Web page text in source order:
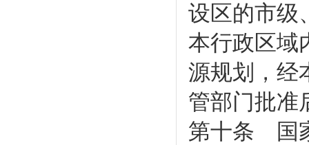
设区的市级
本行政区域
源规划，经
管部门批准
第十条 国